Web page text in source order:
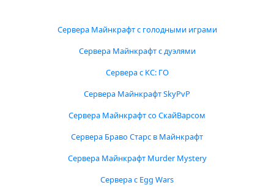
Сервера Майнкрафт с голодными играми
Сервера Майнкрафт с дуэлями
Сервера с КС: ГО
Сервера Майнкрафт SkyPvP
Сервера Майнкрафт со СкайВарсом
Сервера Браво Старс в Майнкрафт
Сервера Майнкрафт Murder Mystery
Сервера с Egg Wars